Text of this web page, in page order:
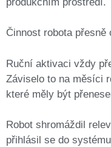
Činnost robota
Ruční aktivaci vždy
Záviselo to na měsíci
které měly být
Robot shromáždil
přihlásil se do